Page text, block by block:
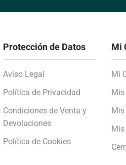
Protección de Datos
Aviso Legal
Política de Privacidad
Condiciones de Venta y
Devoluciones
Política de Cookies
Mi
Mi
Mis
Mis